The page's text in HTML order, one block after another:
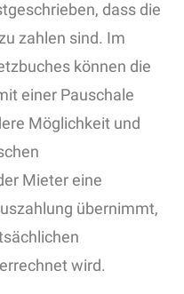
dass die
zahlen sind. Im
können die
einer Pauschale
Möglichkeit und
Mieter eine
übernimmt,
wird.